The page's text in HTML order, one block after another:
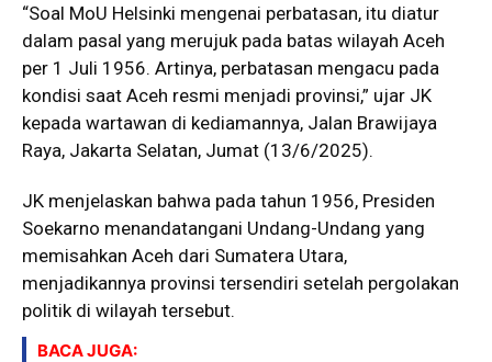
“Soal MoU Helsinki mengenai perbatasan, itu diatur
dalam pasal yang merujuk pada batas wilayah Aceh
per 1 Juli 1956. Artinya, perbatasan mengacu pada
kondisi saat Aceh resmi menjadi provinsi,” ujar JK
kepada wartawan di kediamannya, Jalan Brawijaya
Raya, Jakarta Selatan, Jumat (13/6/2025).
JK menjelaskan bahwa pada tahun 1956, Presiden
Soekarno menandatangani Undang-Undang yang
memisahkan Aceh dari Sumatera Utara,
menjadikannya provinsi tersendiri setelah pergolakan
politik di wilayah tersebut.
BACA JUGA: